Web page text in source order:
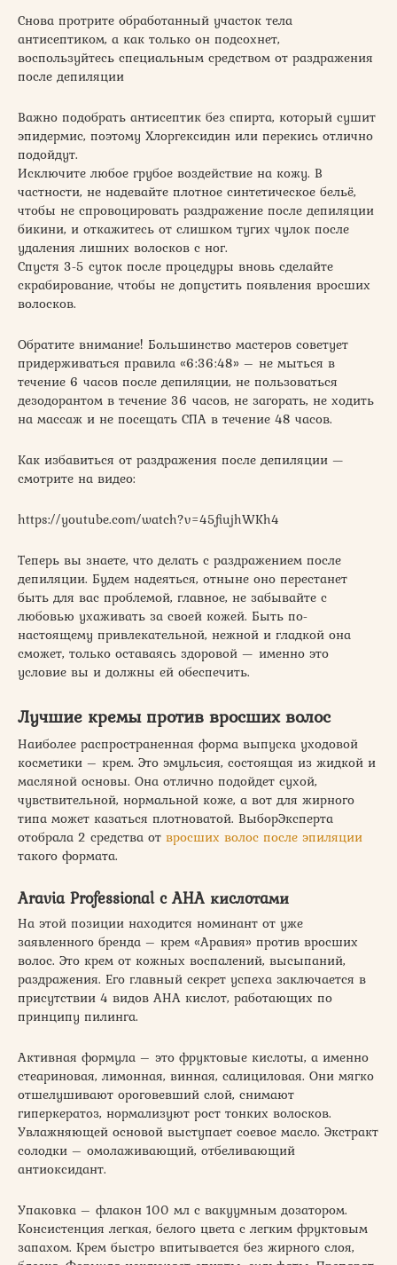
Снова протрите обработанный участок тела
антисептиком, а как только он подсохнет,
воспользуйтесь специальным средством от раздражения
после депиляции
Важно подобрать антисептик без спирта, который сушит
эпидермис, поэтому Хлоргексидин или перекись отлично
подойдут.
Исключите любое грубое воздействие на кожу. В
частности, не надевайте плотное синтетическое бельё,
чтобы не спровоцировать раздражение после депиляции
бикини, и откажитесь от слишком тугих чулок после
удаления лишних волосков с ног.
Спустя 3-5 суток после процедуры вновь сделайте
скрабирование, чтобы не допустить появления вросших
волосков.
Обратите внимание! Большинство мастеров советует
придерживаться правила «6:36:48» – не мыться в
течение 6 часов после депиляции, не пользоваться
дезодорантом в течение 36 часов, не загорать, не ходить
на массаж и не посещать СПА в течение 48 часов.
Как избавиться от раздражения после депиляции —
смотрите на видео:
https://youtube.com/watch?v=45fiujhWKh4
Теперь вы знаете, что делать с раздражением после
депиляции. Будем надеяться, отныне оно перестанет
быть для вас проблемой, главное, не забывайте с
любовью ухаживать за своей кожей. Быть по-
настоящему привлекательной, нежной и гладкой она
сможет, только оставаясь здоровой — именно это
условие вы и должны ей обеспечить.
Лучшие кремы против вросших волос
Наиболее распространенная форма выпуска уходовой
косметики – крем. Это эмульсия, состоящая из жидкой и
масляной основы. Она отлично подойдет сухой,
чувствительной, нормальной коже, а вот для жирного
типа может казаться плотноватой. ВыборЭксперта
отобрала 2 средства от вросших волос после эпиляции
такого формата.
Aravia Professional с АНА кислотами
На этой позиции находится номинант от уже
заявленного бренда – крем «Аравия» против вросших
волос. Это крем от кожных воспалений, высыпаний,
раздражения. Его главный секрет успеха заключается в
присутствии 4 видов АНА кислот, работающих по
принципу пилинга.
Активная формула – это фруктовые кислоты, а именно
стеариновая, лимонная, винная, салициловая. Они мягко
отшелушивают ороговевший слой, снимают
гиперкератоз, нормализуют рост тонких волосков.
Увлажняющей основой выступает соевое масло. Экстракт
солодки – омолаживающий, отбеливающий
антиоксидант.
Упаковка – флакон 100 мл с вакуумным дозатором.
Консистенция легкая, белого цвета с легким фруктовым
запахом. Крем быстро впитывается без жирного слоя,